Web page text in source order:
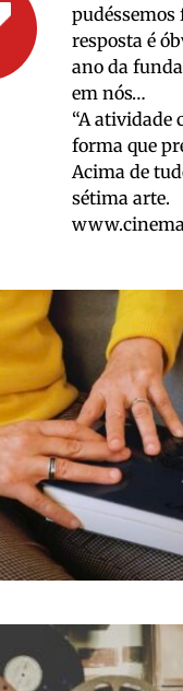
pudéssemos
resposta é
ano da
em nós…
“A atividade
forma que
Acima de
sétima arte.